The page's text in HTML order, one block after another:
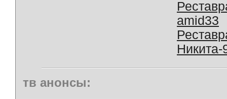
amid33
Никита-
тв анонсы: